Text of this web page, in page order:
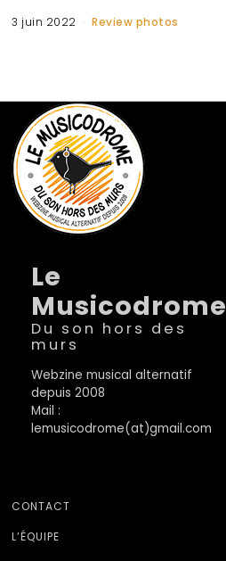
3 juin 2022 Review photos
Le
Musicodrome
Du son hors des
murs
Webzine musical alternatif
depuis 2008
Mail :
lemusicodrome(at)gmail.com
CONTACT
L’ÉQUIPE